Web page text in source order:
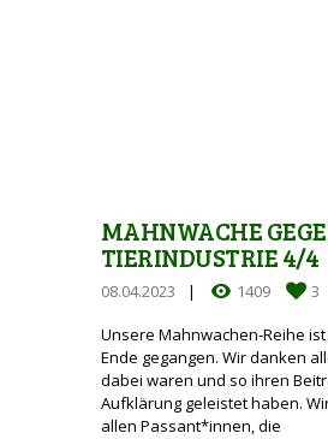
MAHNWACHE
TIERINDUSTRIE 4/4
08.04.2023 1409 3
Unsere Mahnwachen-Reihe ist
Ende gegangen. Wir danken
dabei waren und so ihren
Aufklärung geleistet haben.
allen Passant*innen, die